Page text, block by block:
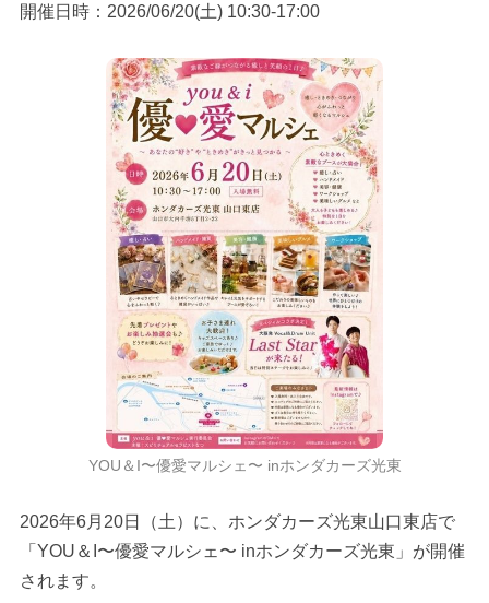
開催日時：2026/06/20(土) 10:30-17:00
YOU＆I〜優愛マルシェ〜 inホンダカーズ光東
2026年6月20日（土）に、ホンダカーズ光東山口東店で
「YOU＆I〜優愛マルシェ〜 inホンダカーズ光東」が開催
されます。